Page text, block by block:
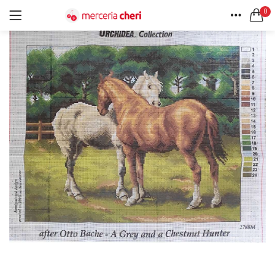
0
HOME
ACCOUNT
ACCEDI REGISTRATI
Ricordami
Password dimenticata?
CERCA IN:
Tutte le categorie
Accessori Design (56)
Accessori merceria (94)
Cesti portalavoro (8)
Aghi e spilli (24)
Applicazioni (26)
Borse (6)
Bottoni Vintage (204)
Lotti di Bottoni vintage (27)
Bottoni/alamari/automatici (46)
Alamari (5)